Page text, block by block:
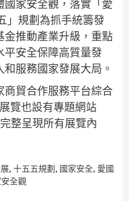
家安全觀，落實「愛
」規劃為抓手統籌發
金推動產業升級，重點
平安全保障高質量發
服務國家發展大局。
商貿合作服務平台綜合
覽也設有專題網站
整呈現所有展覽內
, 十五五規劃, 國家安全, 愛國
全觀